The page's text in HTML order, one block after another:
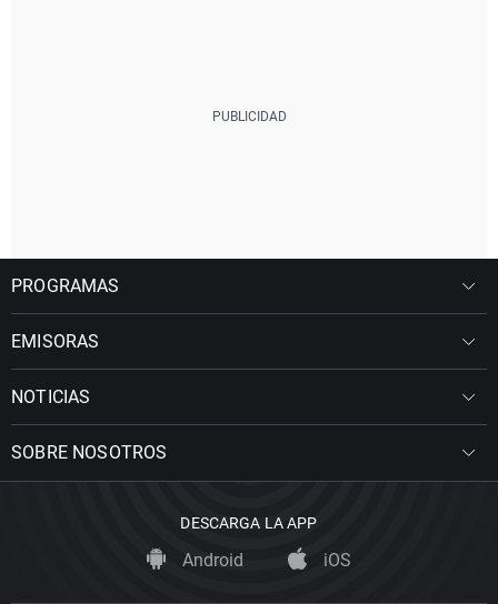
PROGRAMAS
EMISORAS
NOTICIAS
SOBRE NOSOTROS
DESCARGA LA APP
Android iOS